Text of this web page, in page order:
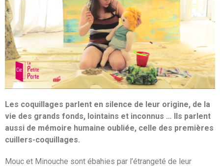
Les coquillages parlent en silence de leur origine, de la
vie des grands fonds, lointains et inconnus … Ils parlent
aussi de mémoire humaine oubliée, celle des premières
cuillers-coquillages.
Mouc et Minouche sont ébahies par l’étrangeté de leur